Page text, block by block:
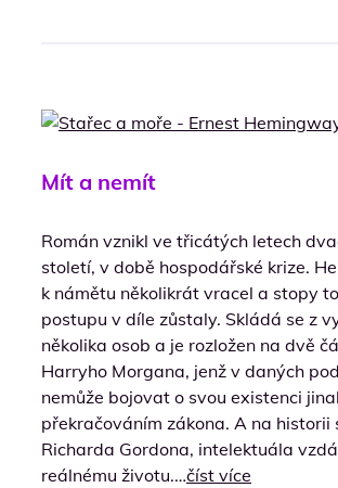
Mít a nemít
Román vznikl ve třicátých letech
století, v době hospodářské krize.
k námětu několikrát vracel a stopy
postupu v díle zůstaly. Skládá se z
několika osob a je rozložen na dvě
Harryho Morgana, jenž v daných
nemůže bojovat o svou existenci
překračováním zákona. A na historii
Richarda Gordona, intelektuála
reálnému životu.…číst více